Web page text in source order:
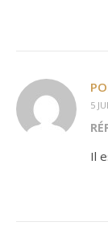
5
Il